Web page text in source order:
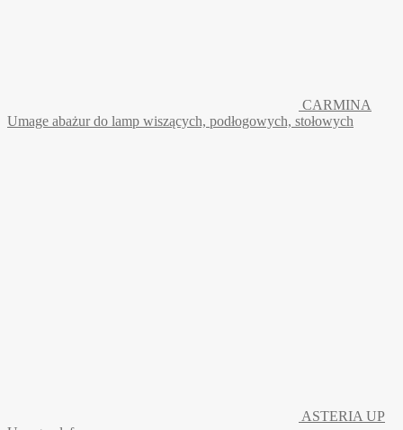
CARMINA
Umage abażur do lamp wiszących, podłogowych, stołowych
ASTERIA UP